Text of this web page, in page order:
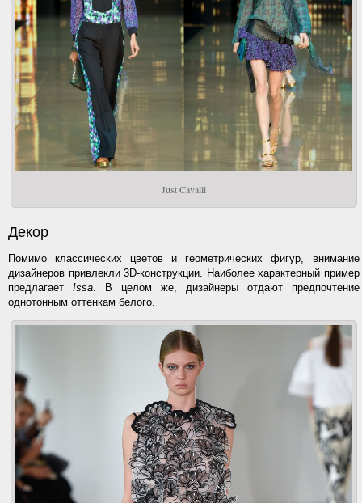
Just Cavalli
Декор
Помимо классических цветов и геометрических фигур, внимание
дизайнеров привлекли 3D-конструкции. Наиболее характерный пример
предлагает Issa. В целом же, дизайнеры отдают предпочтение
однотонным оттенкам белого.